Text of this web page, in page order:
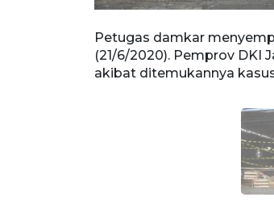
Petugas damkar
(21/6/2020). Pemprov DKI
akibat ditemukannya